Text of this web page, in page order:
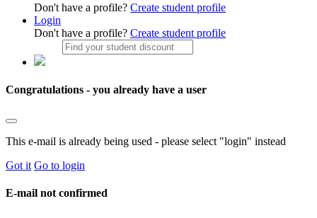
Don't have a profile? Create student profile
Login
Don't have a profile? Create student profile
Congratulations - you already have a user
This e-mail is already being used - please select "login" instead
Got it Go to login
E-mail not confirmed